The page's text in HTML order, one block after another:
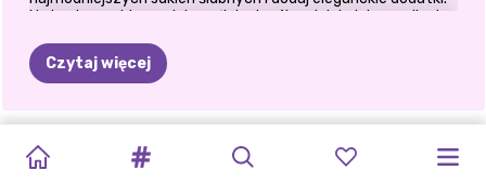
Na koniec wybierz miejsce ślubu i zrób najpiękniejsze zdjęcie,
dobrze, grając w Elsa's Wonderland Wedding!
Czytaj więcej
DO
ZIELONY
WYZWANIE
TWINCHELLI
PRZYGODA
IMPREZA
MIŁOSNA
KOSTIUMY
KSIĘŻNICZKI
ŚLUB
ELIZY
KSIĘŻNICZKI
SEKRETNE